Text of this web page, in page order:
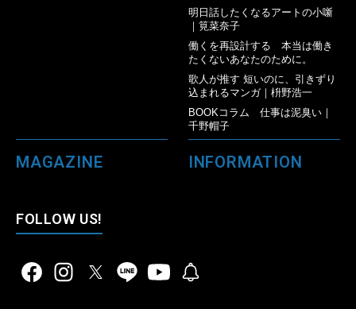
明日話したくなるアートの小噺
｜筧菜奈子
働くを再設計する 本当は働き
たくないあなたのために。
歌人が推す 短いのに、引きずり
込まれるマンガ｜枡野浩一
BOOKコラム 仕事は泥臭い｜
千野帽子
MAGAZINE INFORMATION
FOLLOW US!